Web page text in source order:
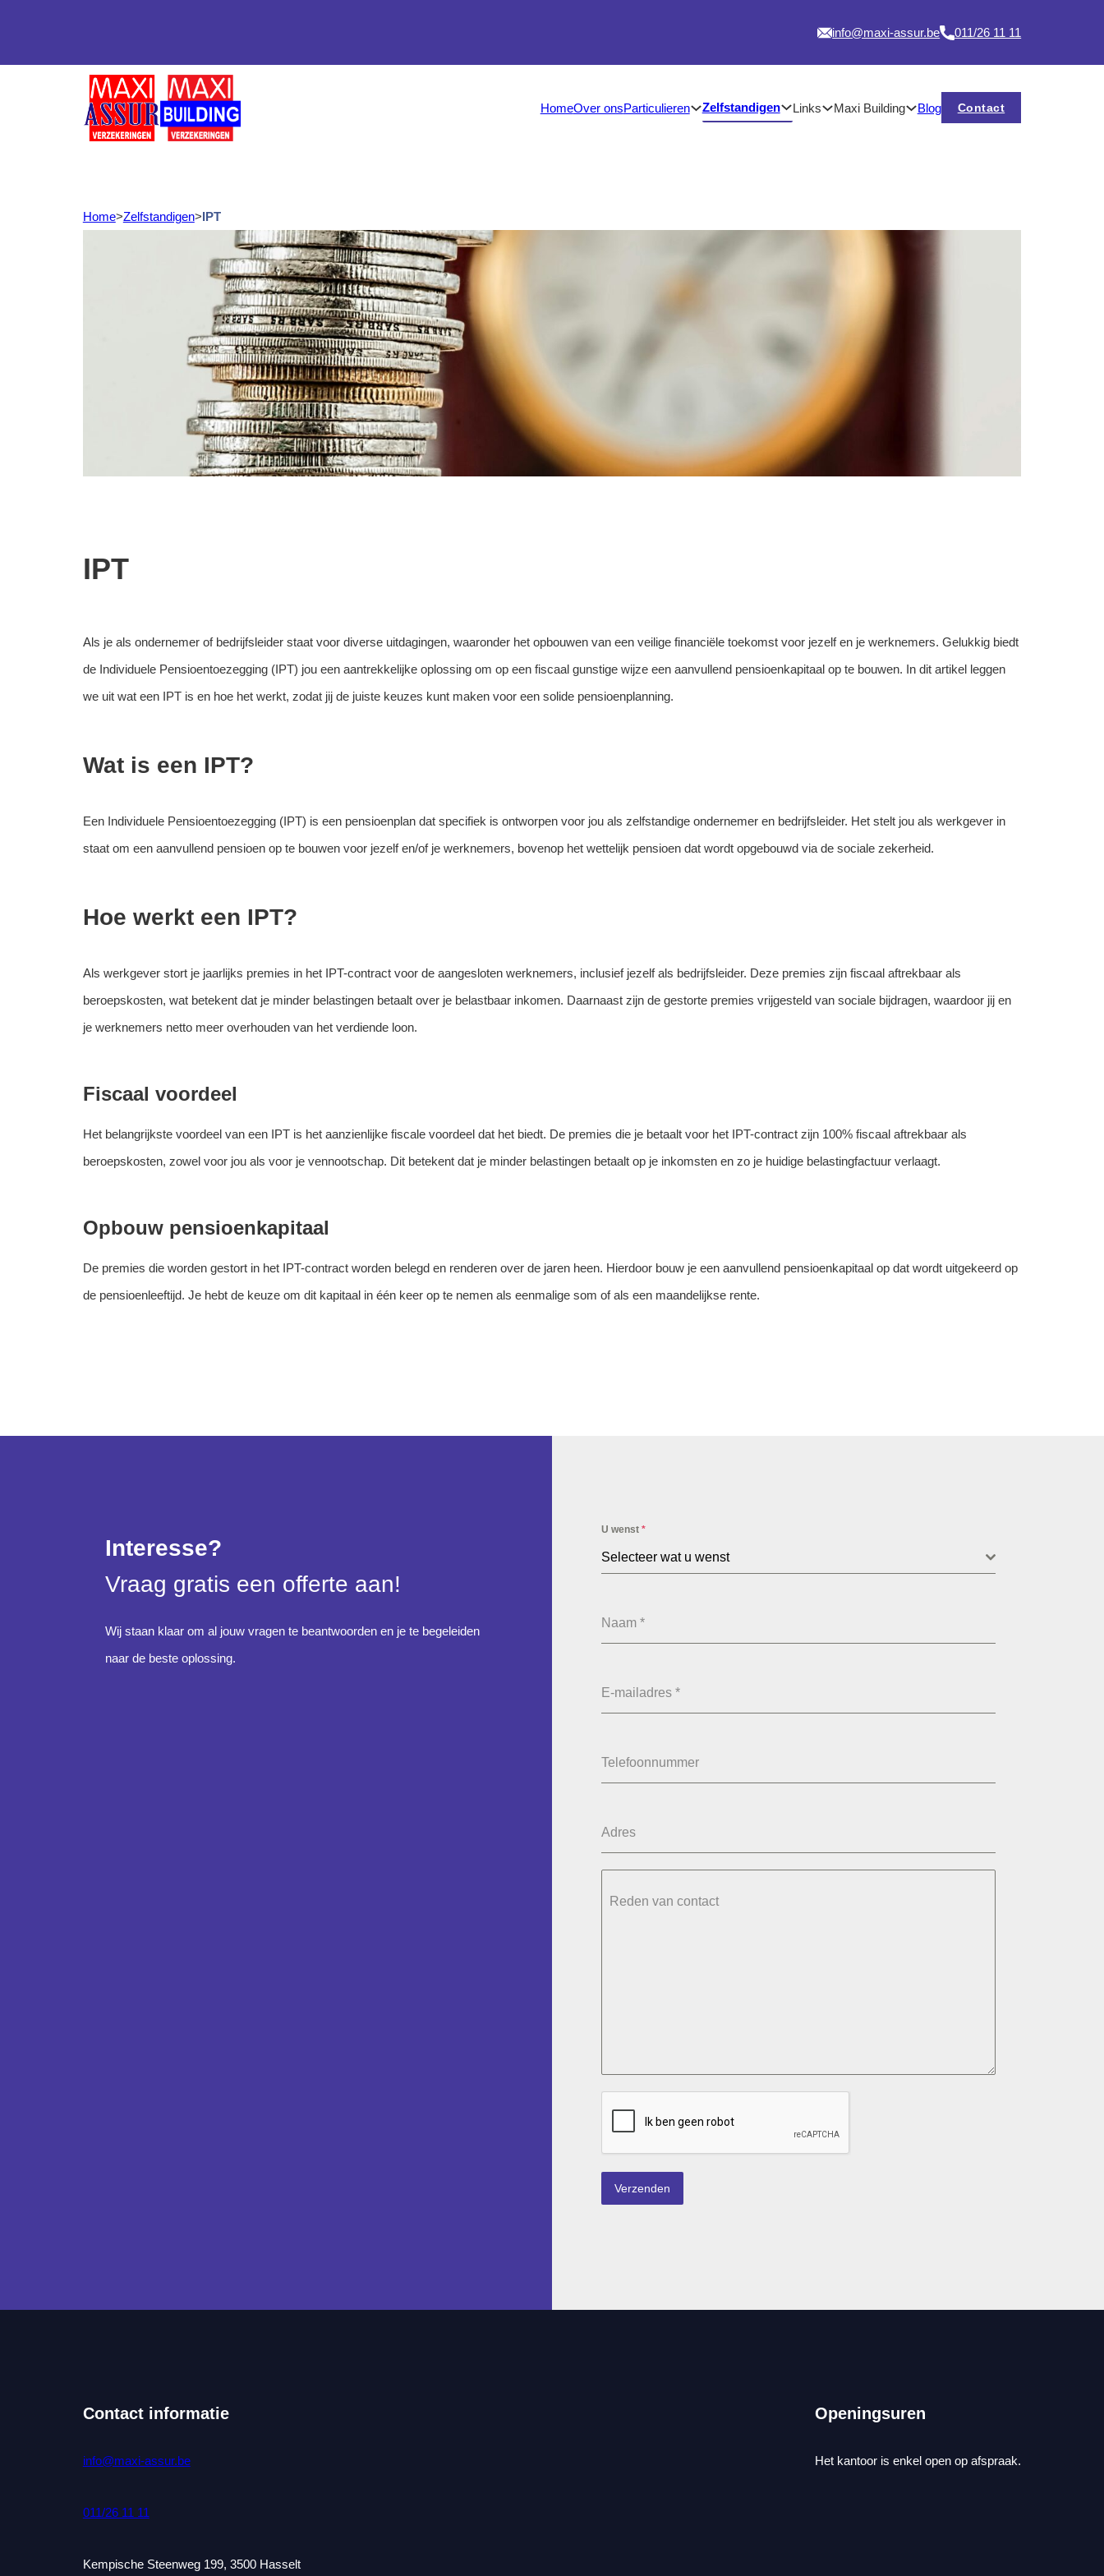
info@maxi-assur.be 011/26 11 11
HomeOver onsParticulieren Zelfstandigen Links Maxi Building Blog Contact
Home>Zelfstandigen>IPT
IPT
Als je als ondernemer of bedrijfsleider staat voor diverse uitdagingen, waaronder het opbouwen van een veilige financiële toekomst voor jezelf en je werknemers. Gelukkig biedt
de Individuele Pensioentoezegging (IPT) jou een aantrekkelijke oplossing om op een fiscaal gunstige wijze een aanvullend pensioenkapitaal op te bouwen. In dit artikel leggen
we uit wat een IPT is en hoe het werkt, zodat jij de juiste keuzes kunt maken voor een solide pensioenplanning.
Wat is een IPT?
Een Individuele Pensioentoezegging (IPT) is een pensioenplan dat specifiek is ontworpen voor jou als zelfstandige ondernemer en bedrijfsleider. Het stelt jou als werkgever in
staat om een aanvullend pensioen op te bouwen voor jezelf en/of je werknemers, bovenop het wettelijk pensioen dat wordt opgebouwd via de sociale zekerheid.
Hoe werkt een IPT?
Als werkgever stort je jaarlijks premies in het IPT-contract voor de aangesloten werknemers, inclusief jezelf als bedrijfsleider. Deze premies zijn fiscaal aftrekbaar als
beroepskosten, wat betekent dat je minder belastingen betaalt over je belastbaar inkomen. Daarnaast zijn de gestorte premies vrijgesteld van sociale bijdragen, waardoor jij en
je werknemers netto meer overhouden van het verdiende loon.
Fiscaal voordeel
Het belangrijkste voordeel van een IPT is het aanzienlijke fiscale voordeel dat het biedt. De premies die je betaalt voor het IPT-contract zijn 100% fiscaal aftrekbaar als
beroepskosten, zowel voor jou als voor je vennootschap. Dit betekent dat je minder belastingen betaalt op je inkomsten en zo je huidige belastingfactuur verlaagt.
Opbouw pensioenkapitaal
De premies die worden gestort in het IPT-contract worden belegd en renderen over de jaren heen. Hierdoor bouw je een aanvullend pensioenkapitaal op dat wordt uitgekeerd op
de pensioenleeftijd. Je hebt de keuze om dit kapitaal in één keer op te nemen als eenmalige som of als een maandelijkse rente.
Interesse?
Vraag gratis een offerte aan!
Wij staan klaar om al jouw vragen te beantwoorden en je te begeleiden
naar de beste oplossing.
U wenst *
Selecteer wat u wenst
Naam *
E-mailadres *
Telefoonnummer
Adres
Reden van contact
Verzenden
Contact informatie
info@maxi-assur.be
011/26 11 11
Kempische Steenweg 199, 3500 Hasselt
Openingsuren
Het kantoor is enkel open op afspraak.